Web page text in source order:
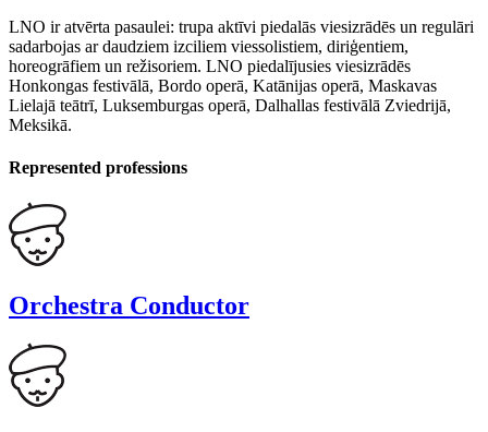
LNO ir atvērta pasaulei: trupa aktīvi piedalās viesizrādēs un regulāri
sadarbojas ar daudziem izciliem viessolistiem, diriģentiem,
horeogrāfiem un režisoriem. LNO piedalījusies viesizrādēs
Honkongas festivālā, Bordo operā, Katānijas operā, Maskavas
Lielajā teātrī, Luksemburgas operā, Dalhallas festivālā Zviedrijā,
Meksikā.
Represented professions
Orchestra Conductor